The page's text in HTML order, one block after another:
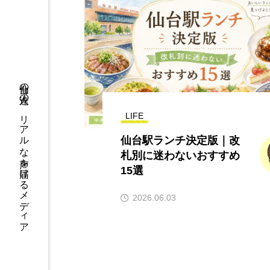
仙台の人達の、リアルな声を届けるメディア LIFE
仙台駅ランチ決定版｜改
札別に迷わないおすすめ
15選
2026.06.03